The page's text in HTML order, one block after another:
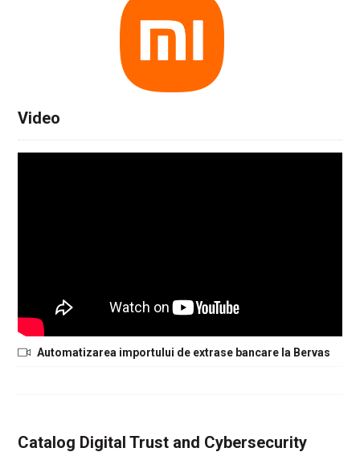
Video
Automatizarea importului de extrase bancare la Bervas
Catalog Digital Trust and Cybersecurity